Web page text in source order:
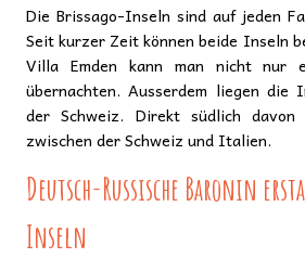
Die Brissago-Inseln sind auf jeden
Seit kurzer Zeit können beide Inseln
Villa Emden kann man nicht nur
übernachten. Ausserdem liegen die
der Schweiz. Direkt südlich
zwischen der Schweiz und Italien.
Deutsch-Russische Baronin
Inseln